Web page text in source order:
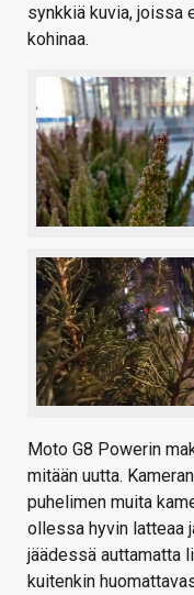
synkkiä kuvia, joissa
kohinaa.
Moto G8 Powerin
mitään uutta.
puhelimen muita
ollessa hyvin latteaa
jäädessä auttamatta
kuitenkin